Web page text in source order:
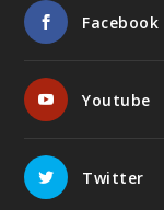
Facebook
Youtube
Twitter